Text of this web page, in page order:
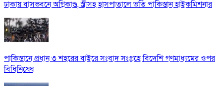
ঢাকায় বাসভবনে অগ্নিকাণ্ড, স্ত্রীসহ হাসপাতালে ভর্তি পাকিস্তান হাইকমিশনার
পাকিস্তানে প্রধান ৩ শহরের বাইরে সংবাদ সংগ্রহে বিদেশি গণমাধ্যমের ওপর
বিধিনিষেধ